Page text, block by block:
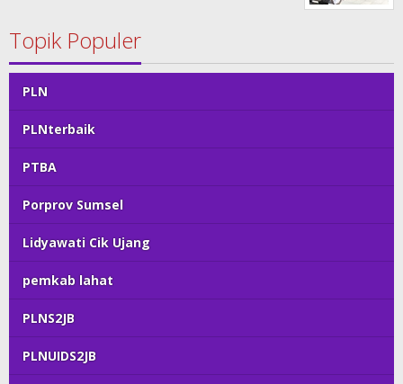
Topik Populer
PLN
PLNterbaik
PTBA
Porprov Sumsel
Lidyawati Cik Ujang
pemkab lahat
PLNS2JB
PLNUIDS2JB